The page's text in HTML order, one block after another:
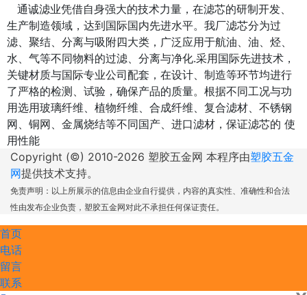
通诚滤业凭借自身强大的技术力量，在滤芯的研制开发、
生产制造领域，达到国际国内先进水平。我厂滤芯分为过
滤、聚结、分离与吸附四大类，广泛应用于航油、油、烃、
水、气等不同物料的过滤、分离与净化.采用国际先进技术，
关键材质与国际专业公司配套，在设计、制造等环节均进行
了严格的检测、试验，确保产品的质量。根据不同工况与功
用选用玻璃纤维、植物纤维、合成纤维、复合滤材、不锈钢
网、铜网、金属烧结等不同国产、进口滤材，保证滤芯的 使
用性能
Copyright (©) 2010-2026 塑胶五金网 本程序由塑胶五金
网提供技术支持。
免责声明：以上所展示的信息由企业自行提供，内容的真实性、准确性和合法
性由发布企业负责，塑胶五金网对此不承担任何保证责任。
首页
电话
留言
联系